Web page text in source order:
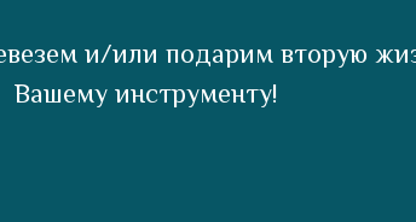
и/или подарим вторую
Вашему инструменту!